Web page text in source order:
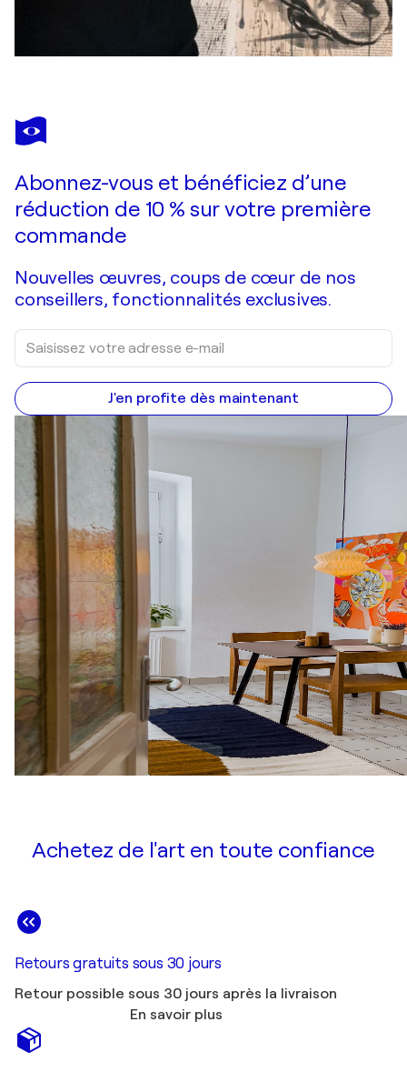
Abonnez-vous et bénéficiez d’une
réduction de 10 % sur votre première
commande
Nouvelles œuvres, coups de cœur de nos
conseillers, fonctionnalités exclusives.
J'en profite dès maintenant
Achetez de l'art en toute confiance
Retours gratuits sous 30 jours
Retour possible sous 30 jours après la livraison
En savoir plus